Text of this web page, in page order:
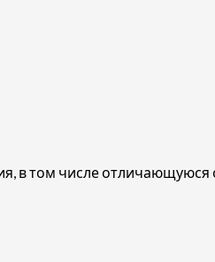
в том числе отличающуюся